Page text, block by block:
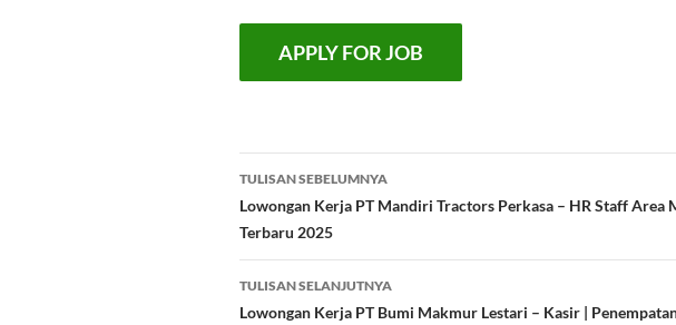
Navigasi
Tulisan
TULISAN SEBELUMNYA
Lowongan Kerja PT Mandiri Tractors Perkasa – HR Staff Area
Terbaru 2025
TULISAN SELANJUTNYA
Lowongan Kerja PT Bumi Makmur Lestari – Kasir |